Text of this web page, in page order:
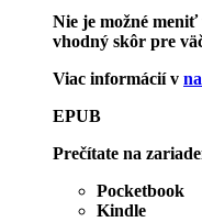
Nie je možné
vhodný skôr pre
Viac informácií v
EPUB
Prečítate na
Pocketbook
Kindle